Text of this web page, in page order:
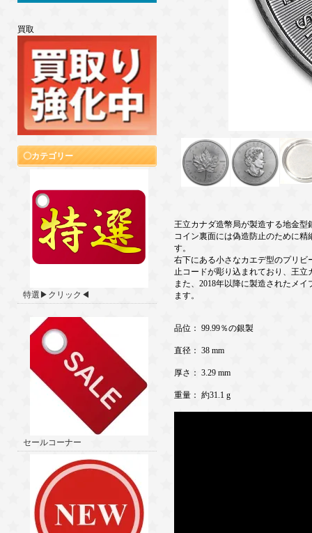
買取
カテゴリー
特選▶クリック◀
セールコーナー
王立カナダ造幣局が製造する地金型
コイン裏面には偽造防止のために
す。
右下にある小さなカエデ型のプリ
止コードが彫り込まれており、王
また、2018年以降に製造されたメ
ます。
品位： 99.99％の銀製
直径： 38 mm
厚さ： 3.29 mm
重量： 約31.1 g